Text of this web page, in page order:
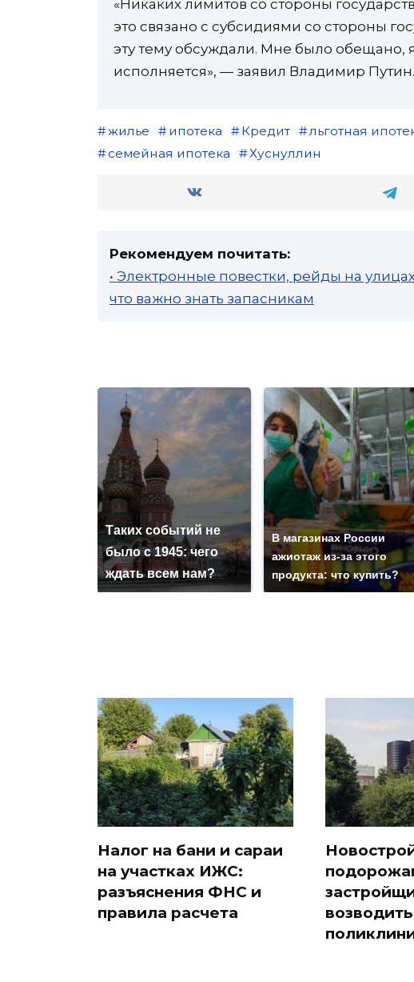
«Никаких лимитов со стороны
это связано с субсидиями со стороны
эту тему обсуждали. Мне было обещано,
исполняется», — заявил Владимир Путин.
жилье ипотека Кредит льготная
семейная ипотека
Хуснуллин
Рекомендуем почитать:
• Электронные повестки, рейды на
что важно знать запасникам
Таких событий не
было с 1945: чего
ждать всем нам?
В магазинах России
ажиотаж из-за этого
продукта: что купить?
Налог на бани и сараи
на участках ИЖС:
разъяснения ФНС и
правила расчета